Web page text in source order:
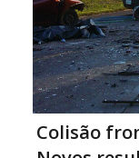
Colisão